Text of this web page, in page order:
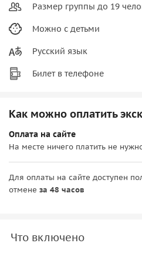
Размер группы до 19
Можно с детьми
Русский язык
Билет в телефоне
Как можно оплатить
Оплата на сайте
На месте ничего платить не
Для оплаты на сайте доступен
отмене за 48 часов
Что включено